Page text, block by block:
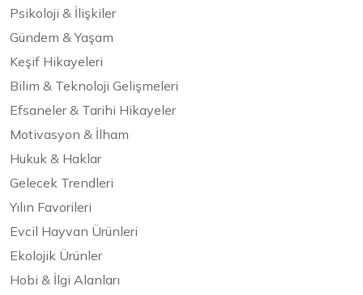
Psikoloji & İlişkiler
Gündem & Yaşam
Keşif Hikayeleri
Bilim & Teknoloji Gelişmeleri
Efsaneler & Tarihi Hikayeler
Motivasyon & İlham
Hukuk & Haklar
Gelecek Trendleri
Yılın Favorileri
Evcil Hayvan Ürünleri
Ekolojik Ürünler
Hobi & İlgi Alanları